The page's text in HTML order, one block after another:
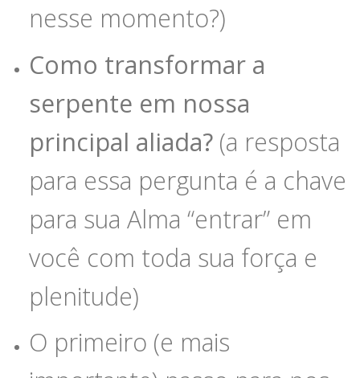
nesse momento?)
Como transformar a
serpente em nossa
principal aliada?(a resposta
para essa pergunta é a chave
para sua Alma “entrar” em
você com toda sua força e
plenitude)
O primeiro (e mais